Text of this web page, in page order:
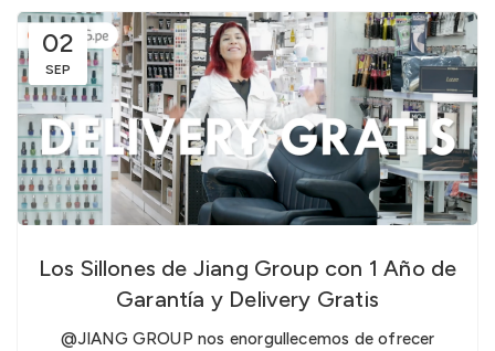
02
SEP
Los Sillones de Jiang Group con 1 Año de
Garantía y Delivery Gratis
@JIANG GROUP nos enorgullecemos de ofrecer